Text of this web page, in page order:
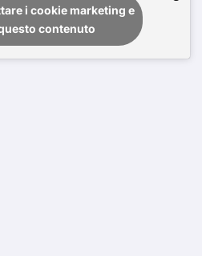
i cookie marketing e
contenuto